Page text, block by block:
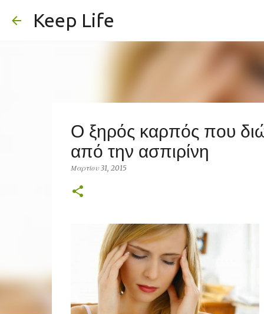
Keep Life
Ο ξηρός καρπός που
από την ασπιρίνη
Μαρτίου 31, 2015